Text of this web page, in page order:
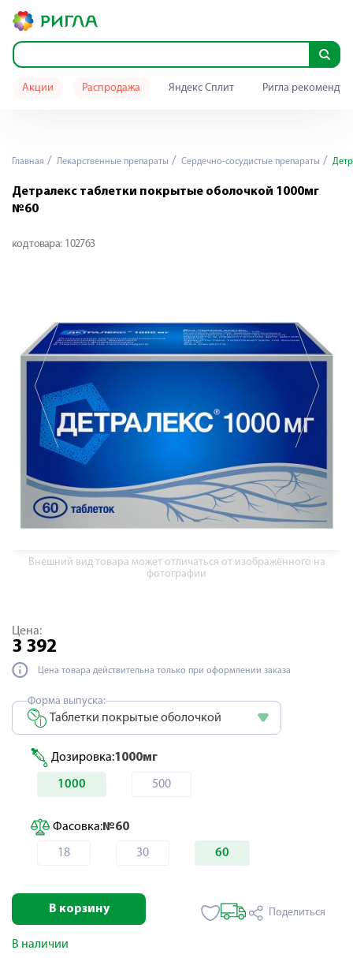
Акции Распродажа Яндекс Сплит Ригла
Главная Лекарственные препараты Сердечно-сосудистые препараты
Детралекс таблетки покрытые оболочкой 1000мг
№60
код товара: 102763
Внешний вид товара может отличаться от изображённого на
фотографии
Цена:
3 392
Цена товара действительна только при оформлении заказа
Форма выпуска:
Таблетки покрытые оболочкой
Дозировка:1000мг
1000 500
Фасовка:№60
18 30 60
В корзину Поделиться
В наличии